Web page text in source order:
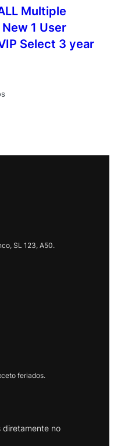
Multiple
1 User
Select 3 year
SL 123, A50.
feriados.
diretamente no